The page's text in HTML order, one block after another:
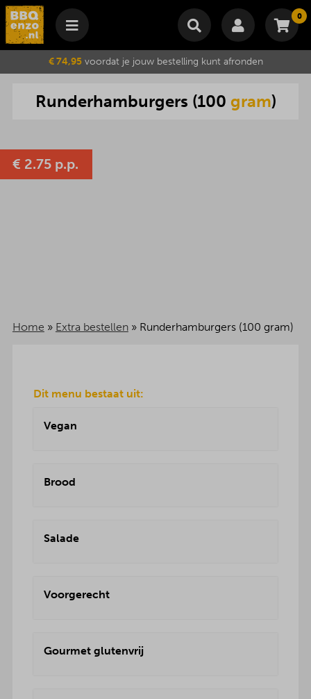
0
Winkelmand
Je winkelwagen is momenteel leeg.
Subtotaal €
Wijzig winkelmand Bestellen
€ 74,95voordat je jouw bestelling kunt afronden
€ 2.75 p.p.
Runderhamburgers (100 gram)
Home » Extra bestellen» Runderhamburgers (100 gram)
Dit menu bestaat uit:
Vegan
Brood
Salade
Voorgerecht
Gourmet glutenvrij